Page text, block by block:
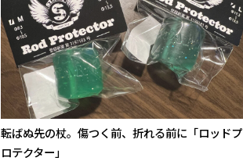
転ばぬ先の杖。傷つく前、折れる前に「ロッドプ
ロテクター」